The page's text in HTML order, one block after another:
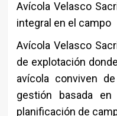
Avícola Velasco
integral en el campo
Avícola Velasco
de explotación
avícola conviven
gestión basada
planificación de